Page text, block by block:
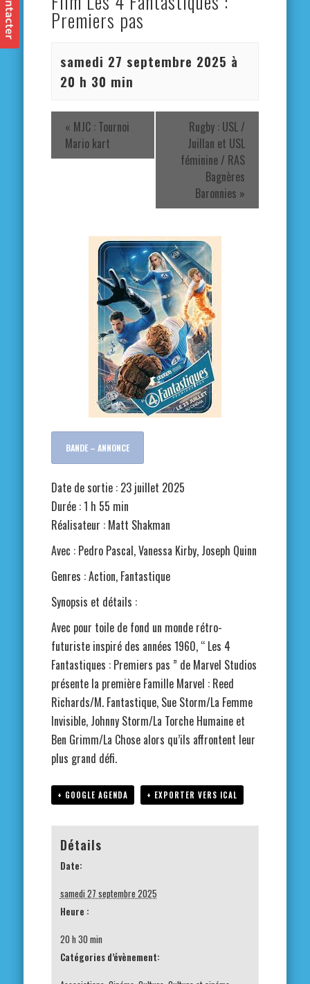
Premiers pas
samedi 27 septembre 2025 à
20 h 30 min
« MJC : Tournoi
Mario kart
Rugby : USL /
Juillan et USL
féminine / RAS
Bagnères
Baronnies »
BANDE – ANNONCE
Date de sortie : 23 juillet 2025
Durée : 1 h 55 min
Réalisateur : Matt Shakman
Avec : Pedro Pascal, Vanessa Kirby, Joseph Quinn
Genres : Action, Fantastique
Synopsis et détails :
Avec pour toile de fond un monde rétro-
futuriste inspiré des années 1960, “ Les 4
Fantastiques : Premiers pas ” de Marvel Studios
présente la première Famille Marvel : Reed
Richards/M. Fantastique, Sue Storm/La Femme
Invisible, Johnny Storm/La Torche Humaine et
Ben Grimm/La Chose alors qu’ils affrontent leur
plus grand défi.
+ GOOGLE AGENDA + EXPORTER VERS ICAL
Détails
Date:
samedi 27 septembre 2025
Heure :
20 h 30 min
Catégories d’évènement: